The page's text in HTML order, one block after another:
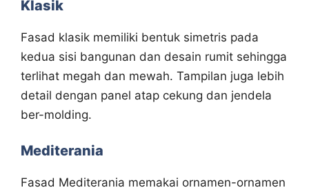
Klasik
Fasad klasik memiliki bentuk simetris pada
kedua sisi bangunan dan desain rumit sehingga
terlihat megah dan mewah. Tampilan juga lebih
detail dengan panel atap cekung dan jendela
ber-molding.
Mediterania
Fasad Mediterania memakai ornamen-ornamen